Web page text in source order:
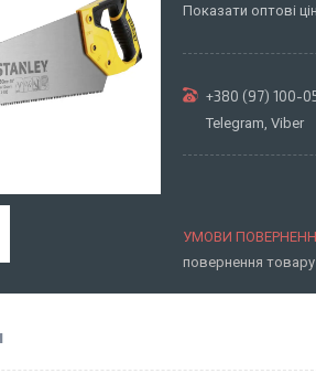
Показати оптові
+380 (97) 100-
Telegram, Viber
повернення